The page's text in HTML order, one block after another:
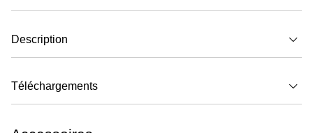
Description
Téléchargements